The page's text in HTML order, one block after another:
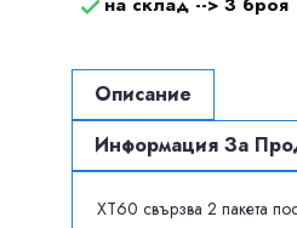

Описание
Информация За
XT60 свързва 2 пакета